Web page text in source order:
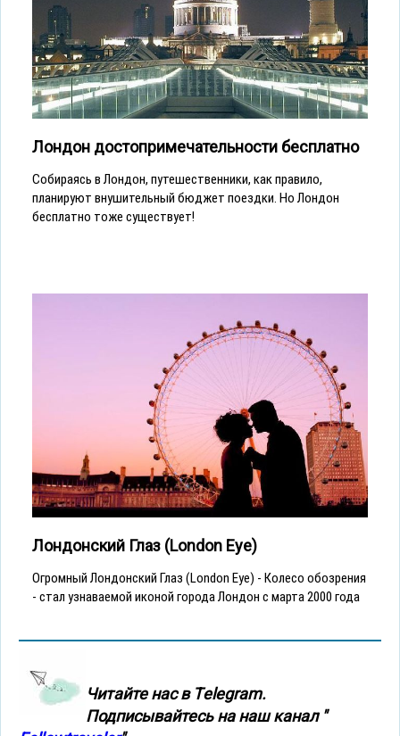
Лондон достопримечательности бесплатно
Собираясь в Лондон, путешественники, как правило,
планируют внушительный бюджет поездки. Но Лондон
бесплатно тоже существует!
Лондонский Глаз (London Eye)
Огромный Лондонский Глаз (London Eye) - Колесо обозрения
- стал узнаваемой иконой города Лондон с марта 2000 года
Читайте нас в Тelegram.
Подписывайтесь на наш канал "